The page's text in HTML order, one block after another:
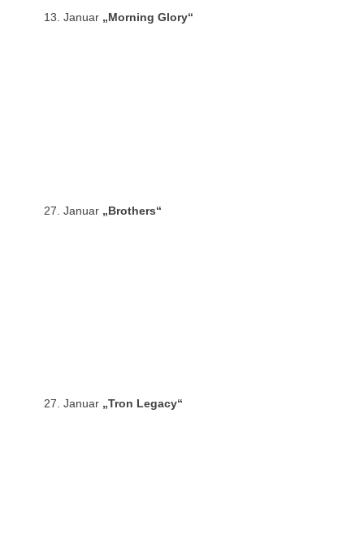
13. Januar „Morning Glory“
27. Januar „Brothers“
27. Januar „Tron Legacy“